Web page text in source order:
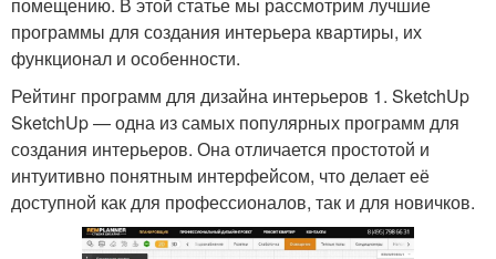
программы для создания интерьера квартиры, их
функционал и особенности.
Рейтинг программ для дизайна интерьеров 1. SketchUp
SketchUp — одна из самых популярных программ для
создания интерьеров. Она отличается простотой и
интуитивно понятным интерфейсом, что делает её
доступной как для профессионалов, так и для новичков.